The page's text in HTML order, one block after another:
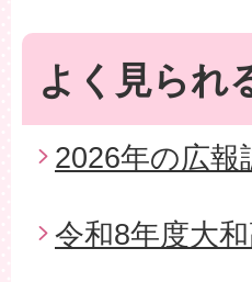
よく見られ
2026年の広
令和8年度大